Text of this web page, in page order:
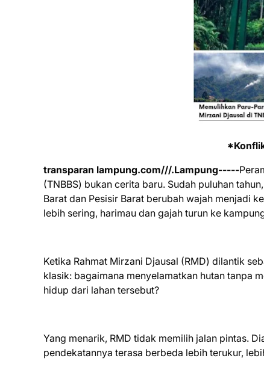
transparan lampung.com///.Lampung-----
(TNBBS) bukan cerita baru. Sudah puluhan
Barat dan Pesisir Barat berubah wajah menjadi
lebih sering, harimau dan gajah turun ke
Ketika Rahmat Mirzani Djausal (RMD) dilantik
klasik: bagaimana menyelamatkan hutan tanpa
hidup dari lahan tersebut?
Yang menarik, RMD tidak memilih jalan pintas.
pendekatannya terasa berbeda lebih terukur,